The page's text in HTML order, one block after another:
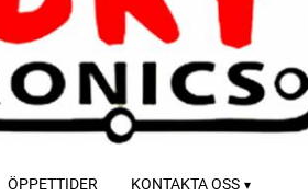
ÖPPETTIDER KONTAKTA OSS